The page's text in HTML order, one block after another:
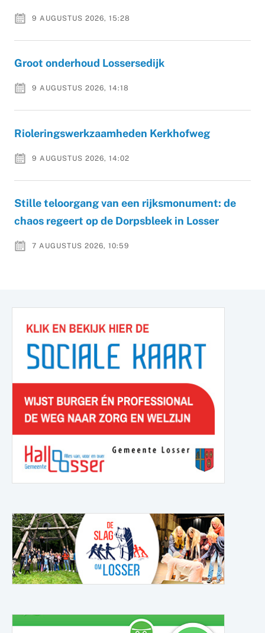
9 AUGUSTUS 2026, 15:28
Groot onderhoud Lossersedijk
9 AUGUSTUS 2026, 14:18
Rioleringswerkzaamheden Kerkhofweg
9 AUGUSTUS 2026, 14:02
Stille teloorgang van een rijksmonument: de
chaos regeert op de Dorpsbleek in Losser
7 AUGUSTUS 2026, 10:59